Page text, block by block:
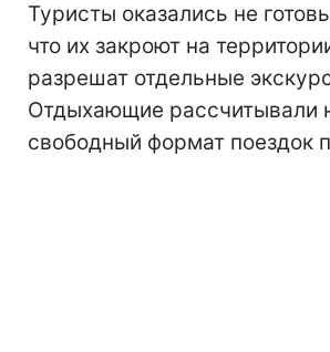
Туристы оказались не
что их закроют на
разрешат отдельные
Отдыхающие рассчитывали
свободный формат поездок